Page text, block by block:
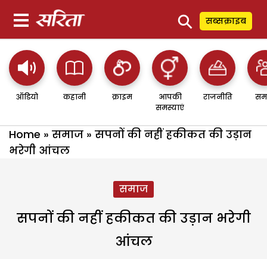
⚲ सब्सक्राइब
ऑडियो कहानी क्राइम
आपकी
समस्याएं
राजनीति
Home » समाज » सपनों की नहीं हकीकत की उड़ान
भरेगी आंचल
समाज
सपनों की नहीं हकीकत की उड़ान भरेगी
आंचल